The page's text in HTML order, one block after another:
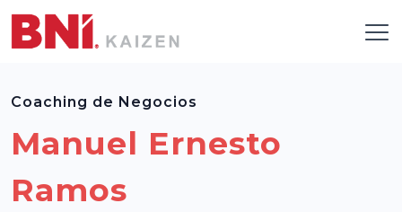
Coaching de Negocios
Manuel Ernesto
Ramos